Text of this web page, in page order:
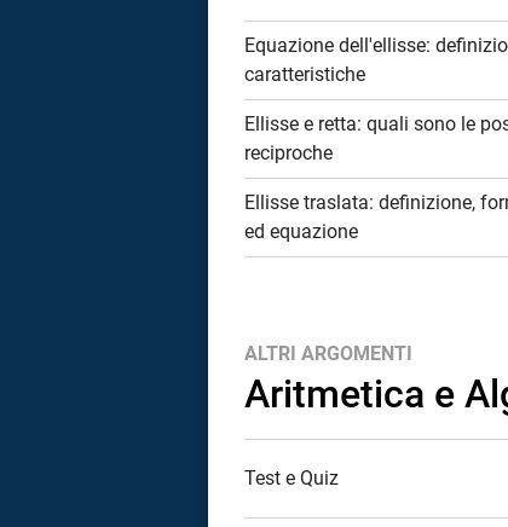
Equazione dell'ellisse:
caratteristiche
Ellisse e retta: quali sono le
reciproche
Ellisse traslata: definizione,
ed equazione
ALTRI ARGOMENTI
Aritmetica e
Test e Quiz